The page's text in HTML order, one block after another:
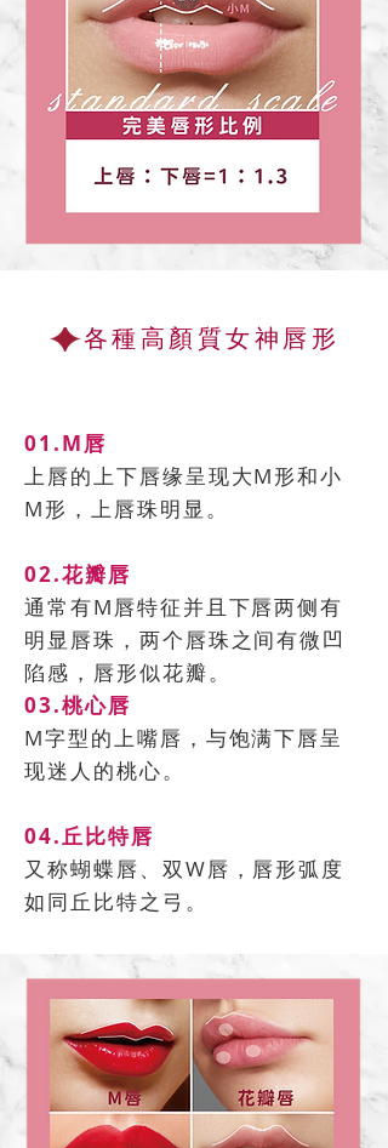
各種高顏質女神唇形
01.M唇
上唇的上下唇缘呈现大M形和小
M形，上唇珠明显。
02.花瓣唇
通常有M唇特征并且下唇两侧有
明显唇珠，两个唇珠之间有微凹
陷感，唇形似花瓣。
03.桃心唇
M字型的上嘴唇，与饱满下唇呈
现迷人的桃心。
04.丘比特唇
又称蝴蝶唇、双W唇，唇形弧度
如同丘比特之弓。